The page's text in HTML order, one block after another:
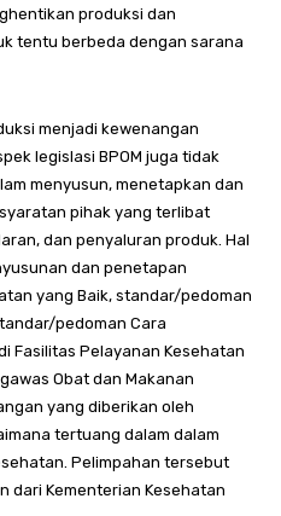
produksi dan
tentu berbeda dengan sarana
menjadi kewenangan
legislasi BPOM juga tidak
menyusun, menetapkan dan
pihak yang terlibat
dan penyaluran produk. Hal
dan penetapan
yang Baik, standar/pedoman
pedoman Cara
Fasilitas Pelayanan Kesehatan
Obat dan Makanan
yang diberikan oleh
tertuang dalam dalam
Pelimpahan tersebut
dari Kementerian Kesehatan